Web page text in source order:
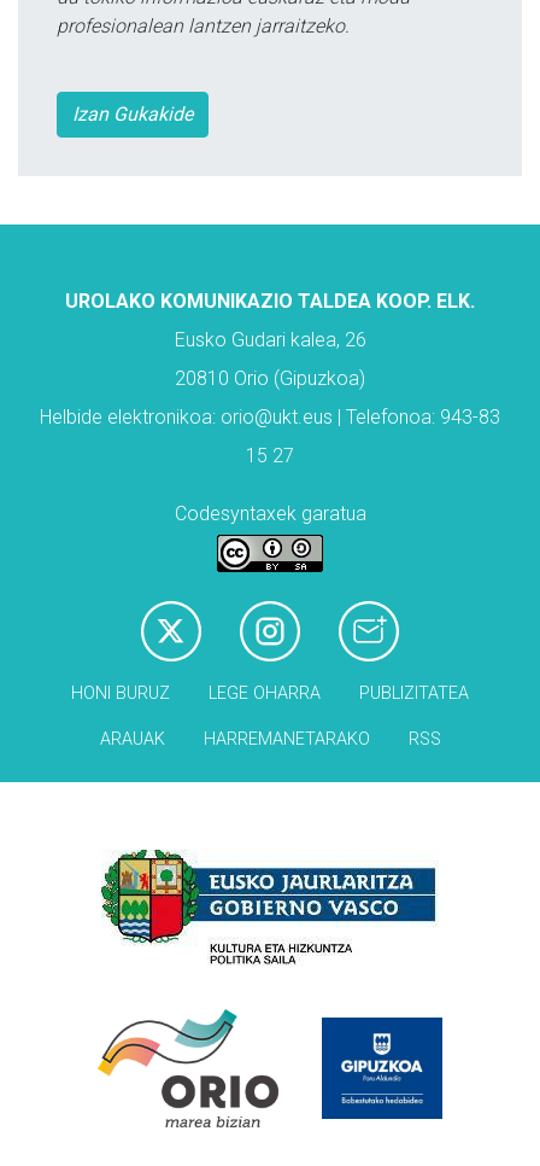
profesionalean lantzen jarraitzeko.
Izan Gukakide
UROLAKO KOMUNIKAZIO TALDEA KOOP. ELK.
Eusko Gudari kalea, 26
20810 Orio (Gipuzkoa)
Helbide elektronikoa: orio@ukt.eus | Telefonoa: 943-83
15 27
Codesyntaxek garatua
HONI BURUZ LEGE OHARRA PUBLIZITATEA
ARAUAK HARREMANETARAKO RSS